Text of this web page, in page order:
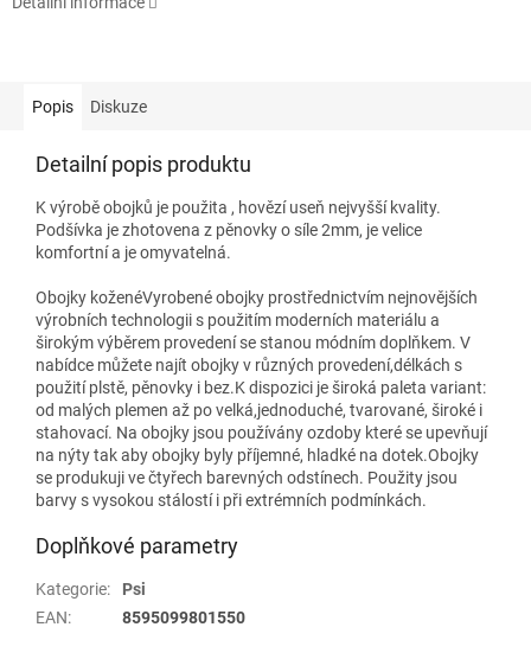
Popis Diskuze
Detailní popis produktu
K výrobě obojků je použita , hovězí useň nejvyšší kvality.
Podšívka je zhotovena z pěnovky o síle 2mm, je velice
komfortní a je omyvatelná.
Obojky koženéVyrobené obojky prostřednictvím nejnovějších
výrobních technologii s použitím moderních materiálu a
širokým výběrem provedení se stanou módním doplňkem. V
nabídce můžete najít obojky v různých provedení,délkách s
použití plstě, pěnovky i bez.K dispozici je široká paleta variant:
od malých plemen až po velká,jednoduché, tvarované, široké i
stahovací. Na obojky jsou používány ozdoby které se upevňují
na nýty tak aby obojky byly příjemné, hladké na dotek.Obojky
se produkuji ve čtyřech barevných odstínech. Použity jsou
barvy s vysokou stálostí i při extrémních podmínkách.
Doplňkové parametry
Kategorie:
Psi
EAN: 8595099801550